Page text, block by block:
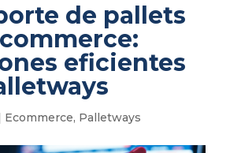
de pallets
eficientes
Ecommerce, Palletways